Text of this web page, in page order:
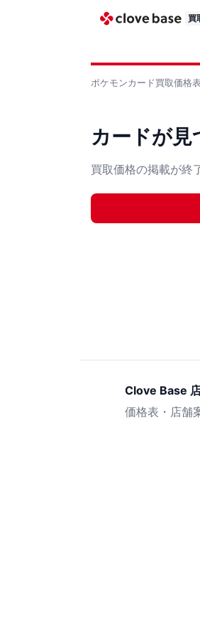
買
ポケモンカード買取価格
カードが見
買取価格の掲載が終
Clove Base
価格表・店舗